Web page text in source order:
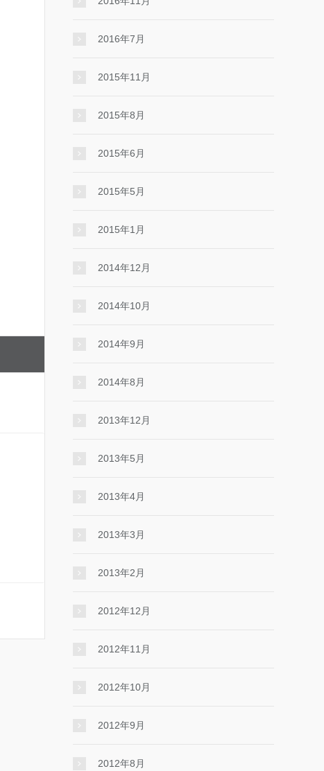
2016年7月
2015年11月
2015年8月
2015年6月
2015年5月
2015年1月
2014年12月
2014年10月
2014年9月
2014年8月
2013年12月
2013年5月
2013年4月
2013年3月
2013年2月
2012年12月
2012年11月
2012年10月
2012年9月
2012年8月